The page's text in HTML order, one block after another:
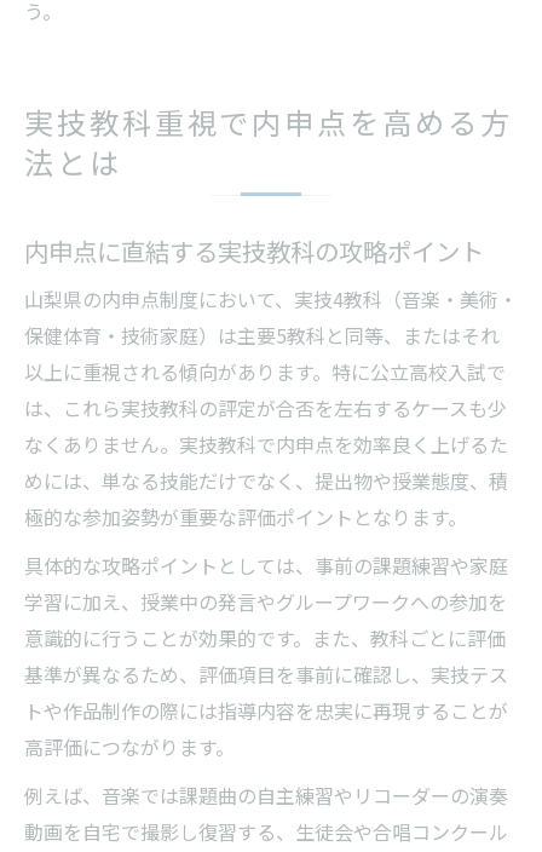
う。
実技教科重視で内申点を高める方
法とは
内申点に直結する実技教科の攻略ポイント
山梨県の内申点制度において、実技4教科（音楽・美術・
保健体育・技術家庭）は主要5教科と同等、またはそれ
以上に重視される傾向があります。特に公立高校入試で
は、これら実技教科の評定が合否を左右するケースも少
なくありません。実技教科で内申点を効率良く上げるた
めには、単なる技能だけでなく、提出物や授業態度、積
極的な参加姿勢が重要な評価ポイントとなります。
具体的な攻略ポイントとしては、事前の課題練習や家庭
学習に加え、授業中の発言やグループワークへの参加を
意識的に行うことが効果的です。また、教科ごとに評価
基準が異なるため、評価項目を事前に確認し、実技テス
トや作品制作の際には指導内容を忠実に再現することが
高評価につながります。
例えば、音楽では課題曲の自主練習やリコーダーの演奏
動画を自宅で撮影し復習する、生徒会や合唱コンクール